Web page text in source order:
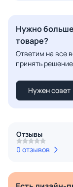
Нужно
товаре?
Ответим на все
принять решение
Нужен совет
Отзывы
0 отзывов